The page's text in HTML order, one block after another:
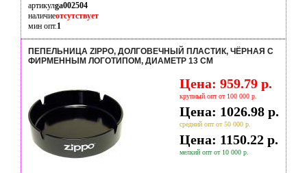
артикулga002504
наличиеотсутствует
мин опт.1
ПЕПЕЛЬНИЦА ZIPPO, ДОЛГОВЕЧНЫЙ ПЛАСТИК, ЧЁРНАЯ С
ФИРМЕННЫМ ЛОГОТИПОМ, ДИАМЕТР 13 СМ
Цена: 959.79 р.
крупный опт от 100 000 р.
Цена: 1026.98 р.
средний опт от 50 000 р.
Цена: 1150.22 р.
мелкий опт от 10 000 р.